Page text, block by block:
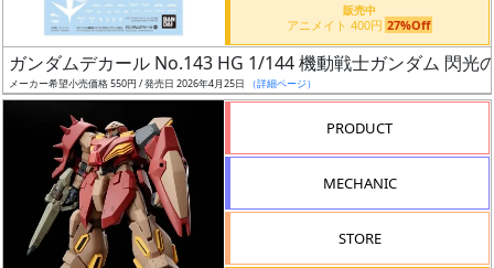
格
改
定
販売中
アニメイト 400円 27%Off
ガンダムデカール No.143 HG 1/144 機動戦士ガンダム 閃光
メーカー希望小売価格 550円 / 発売日 2026年4月25日 （詳細ページ）
PRODUCT
MECHANIC
STORE